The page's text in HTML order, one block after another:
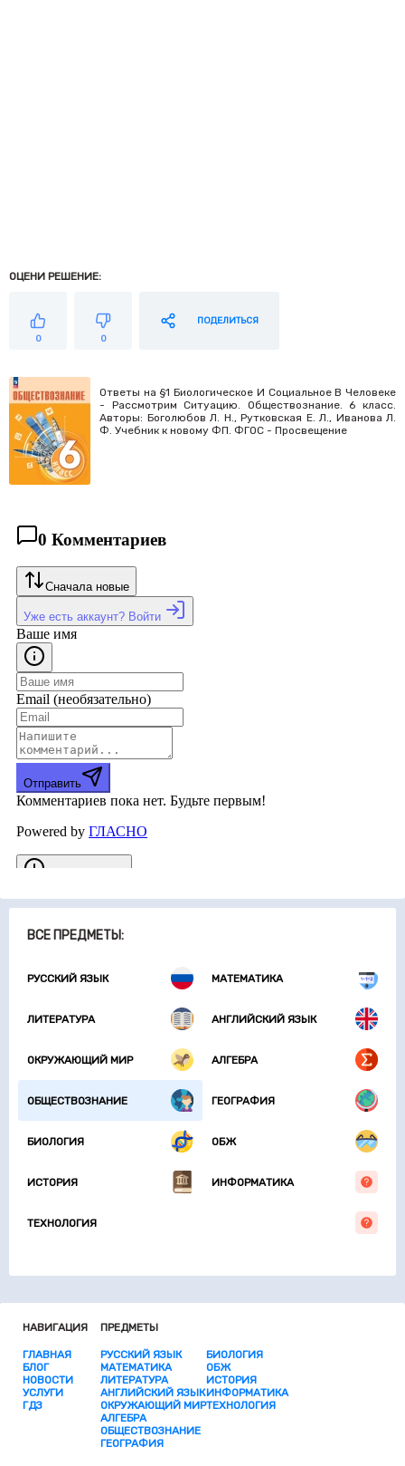
ВСЕ ПРЕДМЕТЫ:
РУССКИЙ ЯЗЫК МАТЕМАТИКА
ЛИТЕРАТУРА АНГЛИЙСКИЙ ЯЗЫК
ОКРУЖАЮЩИЙ МИР АЛГЕБРА
ОБЩЕСТВОЗНАНИЕ ГЕОГРАФИЯ
БИОЛОГИЯ ОБЖ
ИСТОРИЯ ИНФОРМАТИКА
ТЕХНОЛОГИЯ
ОЦЕНИ РЕШЕНИЕ:
0 0
ПОДЕЛИТЬСЯ
Ответы на §1 Биологическое И Социальное В Человеке
- Рассмотрим Ситуацию. Обществознание. 6 класс.
Авторы: Боголюбов Л. Н., Рутковская Е. Л., Иванова Л.
Ф. Учебник к новому ФП. ФГОС - Просвещение
НАВИГАЦИЯ
ГЛАВНАЯ
БЛОГ
НОВОСТИ
УСЛУГИ
ГДЗ
ПРЕДМЕТЫ
РУССКИЙ ЯЗЫК
МАТЕМАТИКА
ЛИТЕРАТУРА
АНГЛИЙСКИЙ ЯЗЫК
ОКРУЖАЮЩИЙ МИР
АЛГЕБРА
ОБЩЕСТВОЗНАНИЕ
ГЕОГРАФИЯ
БИОЛОГИЯ
ОБЖ
ИСТОРИЯ
ИНФОРМАТИКА
ТЕХНОЛОГИЯ